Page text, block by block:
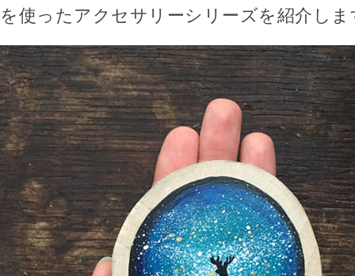
を使ったアクセサリーシリーズを紹介しま